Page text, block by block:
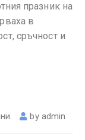
празник на
в
сръчност и
by admin